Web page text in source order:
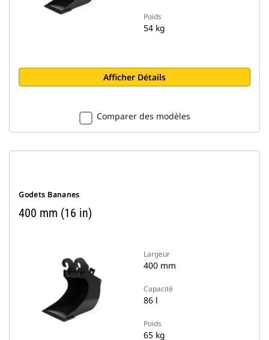
Poids
54 kg
Afficher Détails
Comparer des modèles
Godets Bananes
400 mm (16 in)
Largeur
400 mm
Capacité
86 l
Poids
65 kg